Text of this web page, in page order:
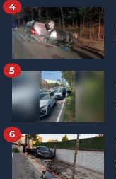
4
5
6